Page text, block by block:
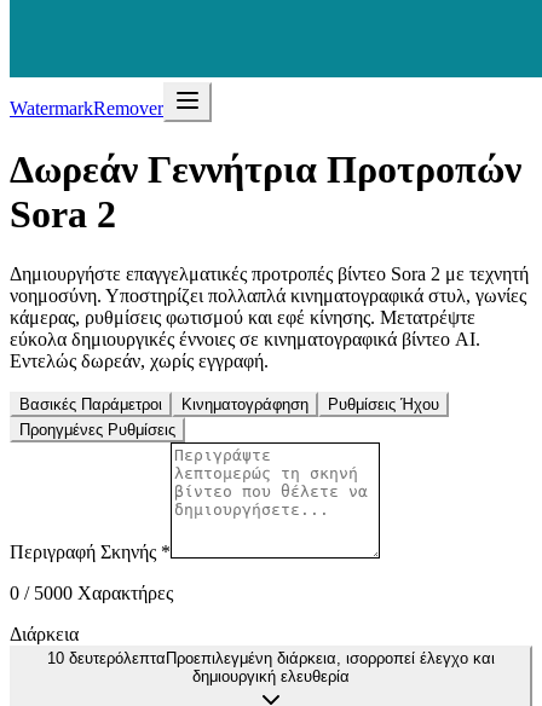
WatermarkRemover
Δωρεάν Γεννήτρια Προτροπών
Sora 2
Δημιουργήστε επαγγελματικές προτροπές βίντεο Sora 2 με τεχνητή
νοημοσύνη. Υποστηρίζει πολλαπλά κινηματογραφικά στυλ, γωνίες
κάμερας, ρυθμίσεις φωτισμού και εφέ κίνησης. Μετατρέψτε
εύκολα δημιουργικές έννοιες σε κινηματογραφικά βίντεο AI.
Εντελώς δωρεάν, χωρίς εγγραφή.
Βασικές Παράμετροι Κινηματογράφηση
Ρυθμίσεις Ήχου
Προηγμένες Ρυθμίσεις
Περιγραφή Σκηνής *
0 / 5000 Χαρακτήρες
Διάρκεια
10 δευτερόλεπτα Προεπιλεγμένη διάρκεια, ισορροπεί έλεγχο και
δημιουργική ελευθερία